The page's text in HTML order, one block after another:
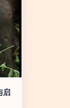
启